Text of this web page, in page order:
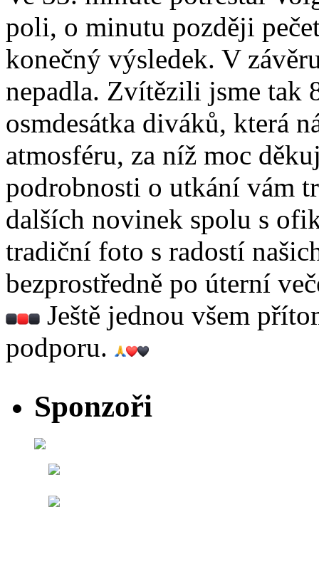
poli, o minutu později
konečný výsledek. V
nepadla. Zvítězili jsme tak
osmdesátka diváků, která
atmosféru, za níž moc
podrobnosti o utkání vám
dalších novinek spolu s
tradiční foto s radostí
bezprostředně po úterní
Ještě jednou všem
podporu.
Sponzoři